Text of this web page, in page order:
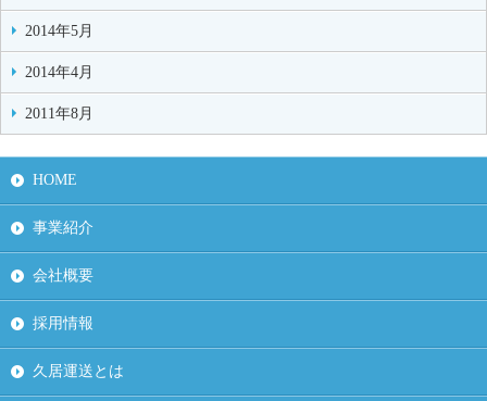
2014年5月
2014年4月
2011年8月
HOME
事業紹介
会社概要
採用情報
久居運送とは